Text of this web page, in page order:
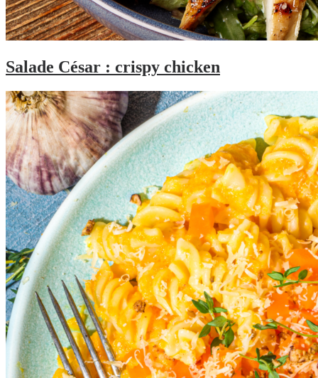
Salade César : crispy chicken